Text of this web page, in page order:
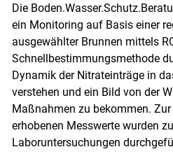
Die
ein Monitoring auf Basis einer
ausgewählter Brunnen mittels
Schnellbestimmungsmethode
Dynamik der Nitrateinträge in
verstehen und ein Bild von der
Maßnahmen zu bekommen.
erhobenen Messwerte wurden
Laboruntersuchungen